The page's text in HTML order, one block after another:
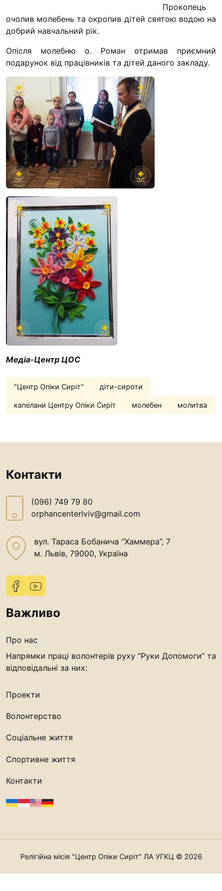
“#Усинови_ТИ”
Освіта
Контакти
(096) 749 79 80
procopecj@gmail.com
Прокопець
очолив молебень та окропив дітей святою водою на
добрий навчальний рік.
Опісля молебню о. Роман отримав приємний
подарунок від працівників та дітей даного закладу.
Медіа-Центр ЦОС
"Центр Опіки Сиріт" діти-сироти
капелани Центру Опіки Сиріт молебен молитва
Контакти
(096) 749 79 80
orphancenterlviv@gmail.com
вул. Тараса Бобанича “Хаммера”, 7
м. Львів, 79000, Україна
Важливо
Про нас
Напрямки праці волонтерів руху “Руки Допомоги” та
відповідальні за них:
Проекти
Волонтерство
Соціальне життя
Спортивне життя
Контакти
Релігійна місія "Центр Опіки Сиріт" ЛА УГКЦ © 2026